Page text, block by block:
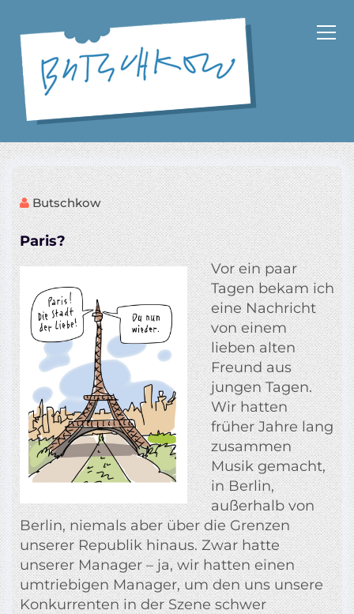
t
s
p
r
i
n
g
e
n
Butschkow
Paris?
Vor ein paar
Tagen bekam ich
eine Nachricht
von einem
lieben alten
Freund aus
jungen Tagen.
Wir hatten
früher Jahre lang
zusammen
Musik gemacht,
in Berlin,
außerhalb von
Berlin, niemals aber über die Grenzen
unserer Republik hinaus. Zwar hatte
unserer Manager – ja, wir hatten einen
umtriebigen Manager, um den uns unsere
Konkurrenten in der Szene schwer